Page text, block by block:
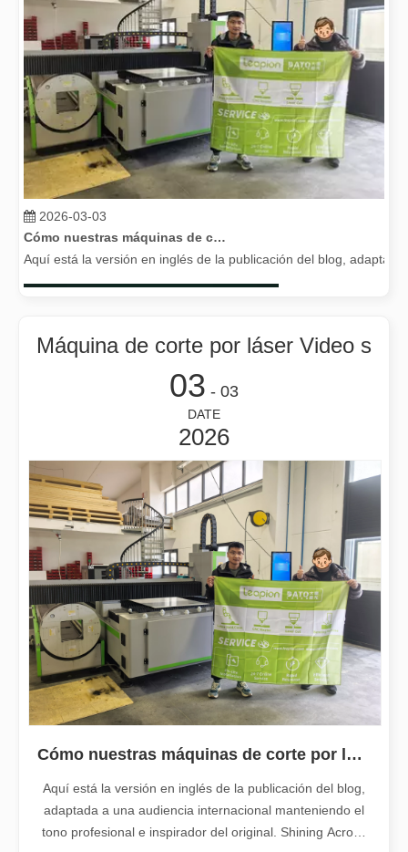
2026-03-03
Aquí está la versión en inglés de la publicación del blog,
2026-02-26
Guía 2026: Cómo las máquinas cortadoras de tubos por láser de fibra están revolucionando la fabricación de tuberías
Guía 2026: Cómo las máquinas cortadoras de tubos por láser
Máquina de corte por láser Video s
03 - 03
DATE
2026
Cómo nuestras máquinas de corte por láser están fortaleciendo la fabricación mexicana
Aquí está la versión en inglés de la publicación del blog,
adaptada a una audiencia internacional manteniendo el
tono profesional e inspirador del original. Shining Across